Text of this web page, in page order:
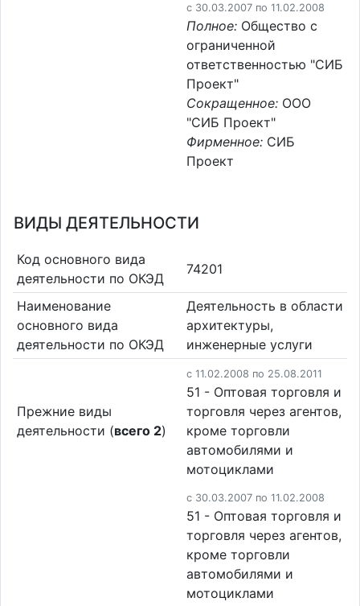
c 30.03.2007 по 11.02.2008
Полное: Общество с
ограниченной
ответственностью "СИБ
Проект"
Сокращенное: ООО
"СИБ Проект"
Фирменное: СИБ
Проект
ВИДЫ ДЕЯТЕЛЬНОСТИ
Код основного вида
деятельности по ОКЭД
74201
Наименование
основного вида
деятельности по ОКЭД
Деятельность в области
архитектуры,
инженерные услуги
Прежние виды
деятельности (всего 2)
c 11.02.2008 по 25.08.2011
51 - Оптовая торговля и
торговля через агентов,
кроме торговли
автомобилями и
мотоциклами
c 30.03.2007 по 11.02.2008
51 - Оптовая торговля и
торговля через агентов,
кроме торговли
автомобилями и
мотоциклами